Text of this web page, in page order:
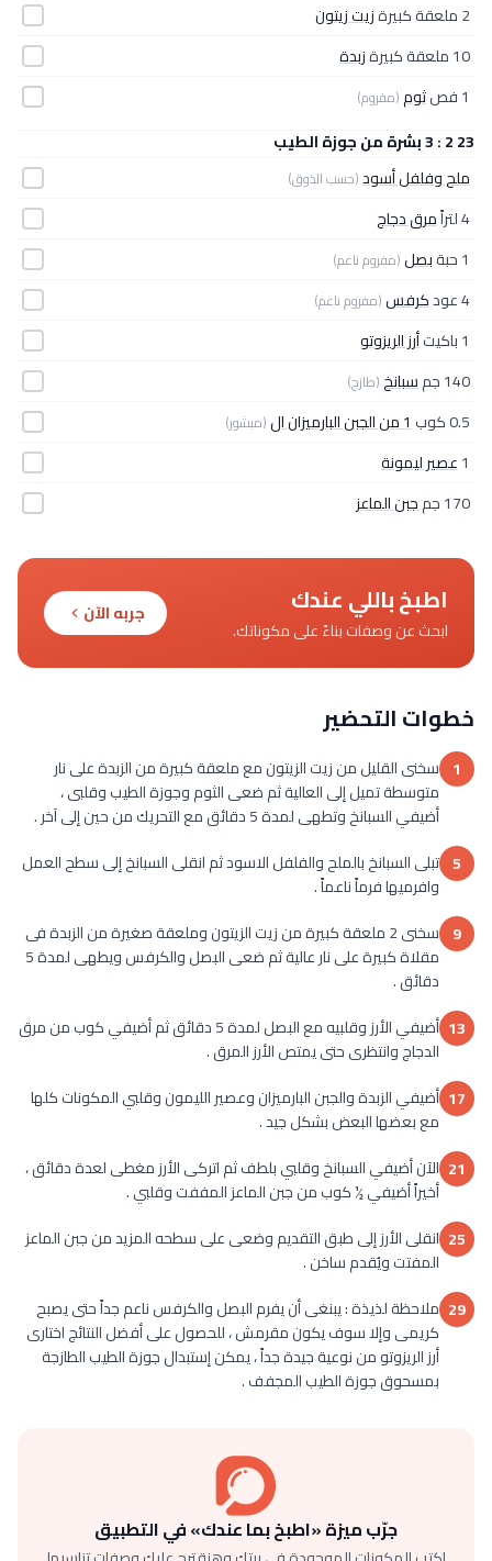
2 ملعقة كبيرة
زيت زيتون
10 ملعقة كبيرة
زبدة
1 فص
ثوم(مفروم)
23 2 : 3 بشرة من جوزة الطيب
ملح وفلفل أسود(حسب الذوق)
4 لتراً
مرق دجاج
1 حبة
بصل(مفروم ناعم)
4 عود كرفس(مفروم ناعم)
1 باكيت
أرز الريزوتو
140 جم
سبانخ(طازج)
0.5 كوب 1 من الجبن البارميزان ال (مبشور)
1عصير ليمونة
170 جم
جبن الماعز
اطبخ باللي عندك
ابحث عن وصفات بناءً على مكوناتك.
جربه الآن
خطوات التحضير
1 سخنى القليل من زيت الزيتون مع ملعقة كبيرة من الزبدة على نار
متوسطة تميل إلى العالية ثم ضعى الثوم وجوزة الطيب وقلبى ،
أضيفي السبانخ وتطهى لمدة 5 دقائق مع التحريك من حين إلى آخر .
5 تبلى السبانخ بالملح والفلفل الاسود ثم انقلى السبانخ إلى سطح العمل
وافرميها فرماً ناعماً .
9
سخنى 2 ملعقة كبيرة من زيت الزيتون وملعقة صغيرة من الزبدة فى
مقلاة كبيرة على نار عالية ثم ضعى البصل والكرفس ويطهى لمدة 5
دقائق .
13
أضيفي الأرز وقلبيه مع البصل لمدة 5 دقائق ثم أضيفي كوب من مرق
الدجاج وانتظرى حتى يمتص الأرز المرق .
17 أضيفي الزبدة والجبن البارميزان وعصير الليمون وقلبي المكونات كلها
مع بعضها البعض بشكل جيد .
21 الآن أضيفي السبانخ وقلبي بلطف ثم اتركى الأرز مغطى لعدة دقائق ،
أخيراً أضيفي ½ كوب من جبن الماعز المففت وقلبي .
25 انقلى الأرز إلى طبق التقديم وضعى على سطحه المزيد من جبن الماعز
المفتت ويُقدم ساخن .
29 ملاحظة لذيذة : يبنغى أن يفرم البصل والكرفس ناعم جداً حتى يصبح
كريمى وإلا سوف يكون مقرمش ، للحصول على أفضل النتائج اختارى
أرز الريزوتو من نوعية جيدة جداً ، يمكن إستبدال جوزة الطيب الطازجة
بمسحوق جوزة الطيب المجفف .
جرّب ميزة «اطبخ بما عندك» في التطبيق